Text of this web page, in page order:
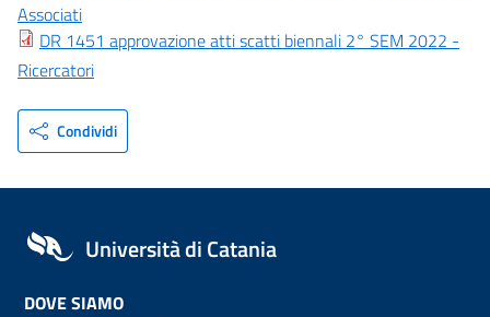
Associati
DR 1451 approvazione atti scatti biennali 2° SEM 2022 -
Ricercatori
Condividi
Università di Catania
DOVE SIAMO